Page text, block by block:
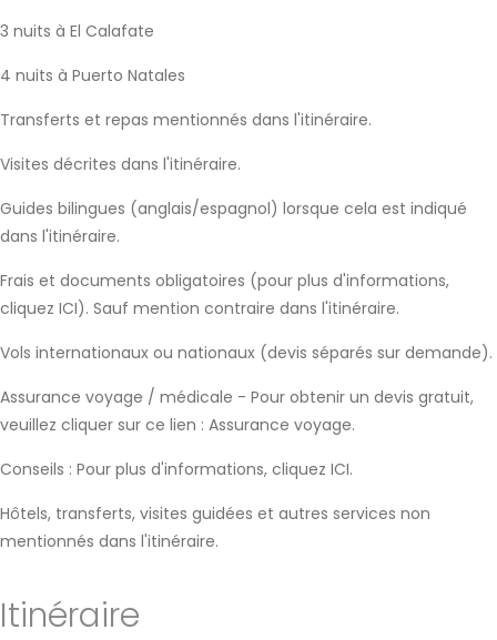
3 nuits à El Calafate
4 nuits à Puerto Natales
Transferts et repas mentionnés dans l'itinéraire.
Visites décrites dans l'itinéraire.
Guides bilingues (anglais/espagnol) lorsque cela est indiqué
dans l'itinéraire.
Frais et documents obligatoires (pour plus d'informations,
cliquez ICI). Sauf mention contraire dans l'itinéraire.
Vols internationaux ou nationaux (devis séparés sur demande).
Assurance voyage / médicale - Pour obtenir un devis gratuit,
veuillez cliquer sur ce lien : Assurance voyage.
Conseils : Pour plus d'informations, cliquez ICI.
Hôtels, transferts, visites guidées et autres services non
mentionnés dans l'itinéraire.
Itinéraire